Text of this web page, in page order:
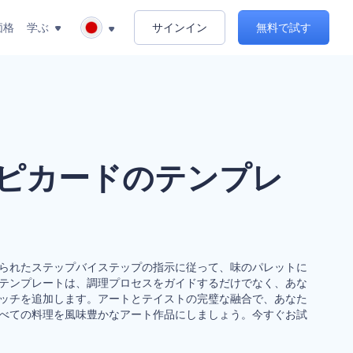
格 学ぶ サインイン 無料で試す
カードのテンプレ
れたステップバイステップの指示に従って、味のパレットに
ンプレートは、調理プロセスをガイドするだけでなく、あな
チを追加します。アートとテイストの完璧な融合で、あなた
ての料理を風味豊かなアート作品にしましょう。今すぐお試